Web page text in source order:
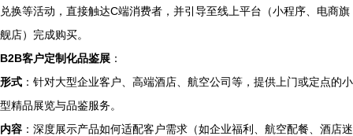
兑换等活动，直接触达C端消费者，并引导至线上平台（小程序、电商旗
舰店）完成购买。
B2B客户定制化品鉴展 ：
形式 ：针对大型企业客户、高端酒店、航空公司等，提供上门或定点的小
型精品展览与品鉴服务。
内容 ：深度展示产品如何适配客户需求（如企业福利、航空配餐、酒店迷